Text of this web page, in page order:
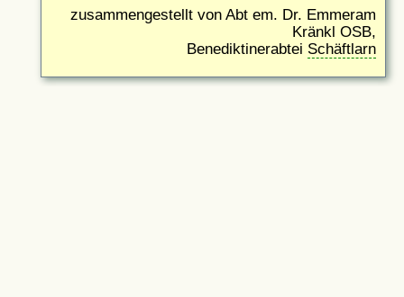
zusammengestellt von Abt em. Dr. Emmeram
Kränkl OSB,
Benediktinerabtei Schäftlarn